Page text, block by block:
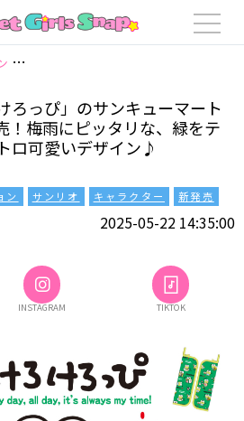
【詳細】「けろけろけろっぴ」のサンキ
ろっぴ」のサンキューマート
！梅雨にピッタリな、緑をテ
ロ可愛いデザイン♪
ン サンリオ キャラクター
新発売
2025-05-22 14:35:00
INSTAGRAM TIKTOK